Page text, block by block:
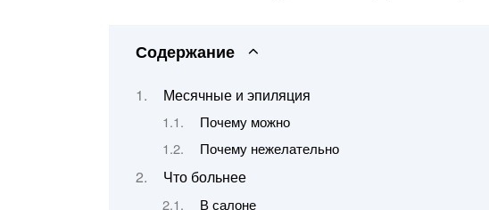
Содержание
Месячные и эпиляция
Почему можно
Почему нежелательно
Что больнее
В салоне